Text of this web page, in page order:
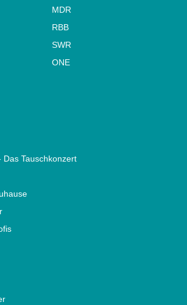
MDR
RBB
SWR
ONE
Tauschkonzert